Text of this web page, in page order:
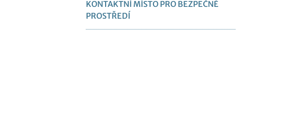
KONTAKTNÍ MÍSTO PRO BEZPEČNÉ
PROSTŘEDÍ